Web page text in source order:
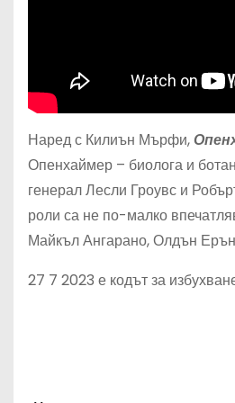
Наред с Килиън Мърфи,
Опенхаймер – биолога и
генерал Лесли Гроувс и
роли са не по-малко
Майкъл Ангарано, Олдън
27 7 2023 е кодът за